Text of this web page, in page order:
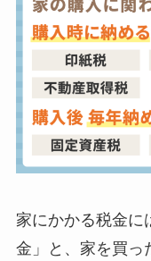
家にかかる税金に
金」と、家を買っ